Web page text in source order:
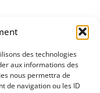
des technologies
aux informations des
nous permettra de
de navigation ou les ID